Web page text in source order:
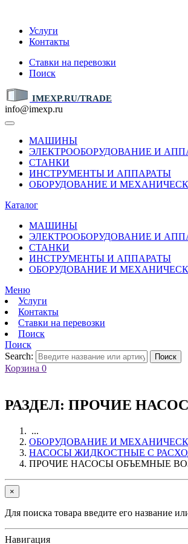
Услуги
Контакты
Ставки на перевозки
Поиск
IMEXP.RU/TRADE
info@imexp.ru
МАШИНЫ
ЭЛЕКТРООБОРУДОВАНИЕ И
СТАНКИ
ИНСТРУМЕНТЫ И АППАРАТЫ
ОБОРУДОВАНИЕ И
Каталог
МАШИНЫ
ЭЛЕКТРООБОРУДОВАНИЕ И
СТАНКИ
ИНСТРУМЕНТЫ И АППАРАТЫ
ОБОРУДОВАНИЕ И
Меню
Услуги
Контакты
Ставки на перевозки
Поиск
Поиск
Search:
Поиск
Корзина 0
РАЗДЕЛ: ПРОЧИЕ
...
ОБОРУДОВАНИЕ И
НАСОСЫ ЖИДКОСТНЫЕ С
ПРОЧИЕ НАСОСЫ ОБЪЕМНЫЕ
×
Для поиска товара введите его название
Навигация